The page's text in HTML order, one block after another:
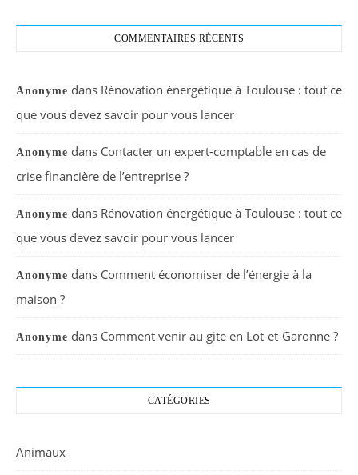
COMMENTAIRES RÉCENTS
Anonyme dans Rénovation énergétique à Toulouse : tout ce
que vous devez savoir pour vous lancer
Anonyme dans Contacter un expert-comptable en cas de
crise financière de l’entreprise ?
Anonyme dans Rénovation énergétique à Toulouse : tout ce
que vous devez savoir pour vous lancer
Anonyme dans Comment économiser de l’énergie à la
maison ?
Anonyme dans Comment venir au gite en Lot-et-Garonne ?
CATÉGORIES
Animaux